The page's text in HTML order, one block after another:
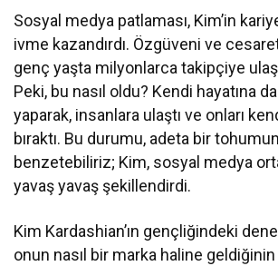
Sosyal medya patlaması, Kim’in
ivme kazandırdı. Özgüveni ve
genç yaşta milyonlarca takipçiye
Peki, bu nasıl oldu? Kendi hayatına
yaparak, insanlara ulaştı ve onları
bıraktı. Bu durumu, adeta bir
benzetebiliriz; Kim, sosyal medya
yavaş yavaş şekillendirdi.
Kim Kardashian’ın gençliğindeki
onun nasıl bir marka haline